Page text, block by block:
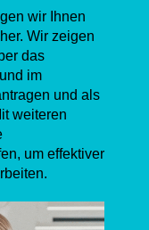
wir Ihnen
Wir zeigen
das
im
und als
weiteren
um effektiver